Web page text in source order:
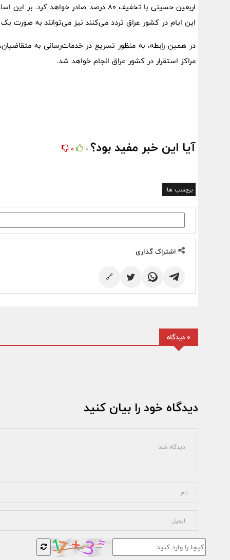
اربعین حسینی با تخفیف 80 درصد صادر
این ایام در کشور عراق تردد می‌کنند نیز می‌توانند به
در همین رابطه، به منظور تسریع در خدمات‌رسانی به
مراکز استقرار در کشور عراق انجام خواهد شد.
آیا این خبر مفید بود؟ 0
0
برچسب ها:
اشتراک گذاری
🔗
0 دیدگاه
دیدگاه خود را بیان کنید